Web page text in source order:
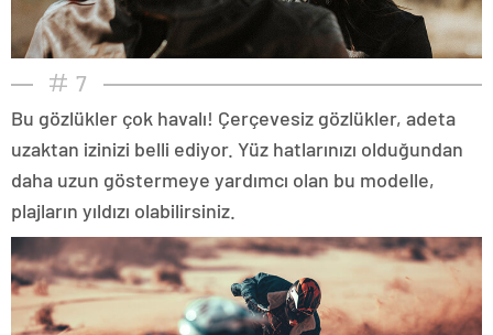
7
Bu gözlükler çok havalı! Çerçevesiz gözlükler, adeta
uzaktan izinizi belli ediyor. Yüz hatlarınızı olduğundan
daha uzun göstermeye yardımcı olan bu modelle,
plajların yıldızı olabilirsiniz.